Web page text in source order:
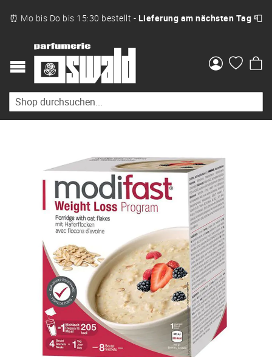
⏰ Mo bis Do bis 15:30 bestellt - Lieferung am nächsten Tag 📮
Bildgalerie